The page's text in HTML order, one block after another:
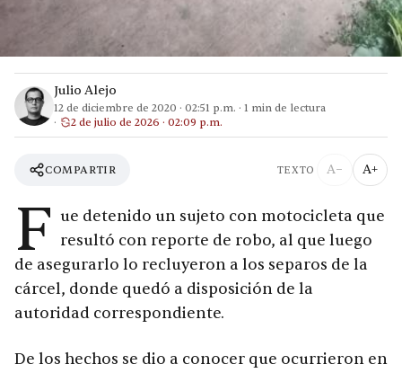
Julio Alejo
12 de diciembre de 2020 · 02:51 p.m. · 1 min de lectura
2 de julio de 2026 · 02:09 p.m.
COMPARTIR TEXTO A− A+
F ue detenido un sujeto con motocicleta que
resultó con reporte de robo, al que luego
de asegurarlo lo recluyeron a los separos de la
cárcel, donde quedó a disposición de la
autoridad correspondiente.
De los hechos se dio a conocer que ocurrieron en